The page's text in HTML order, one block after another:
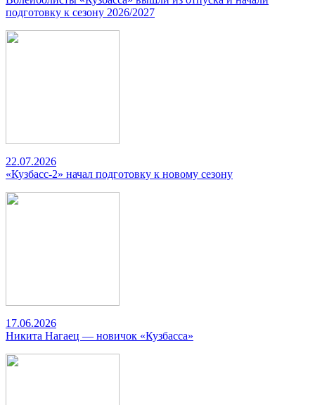
подготовку к сезону 2026/2027
22.07.2026
«Кузбасс-2» начал подготовку к новому сезону
17.06.2026
Никита Нагаец — новичок «Кузбасса»